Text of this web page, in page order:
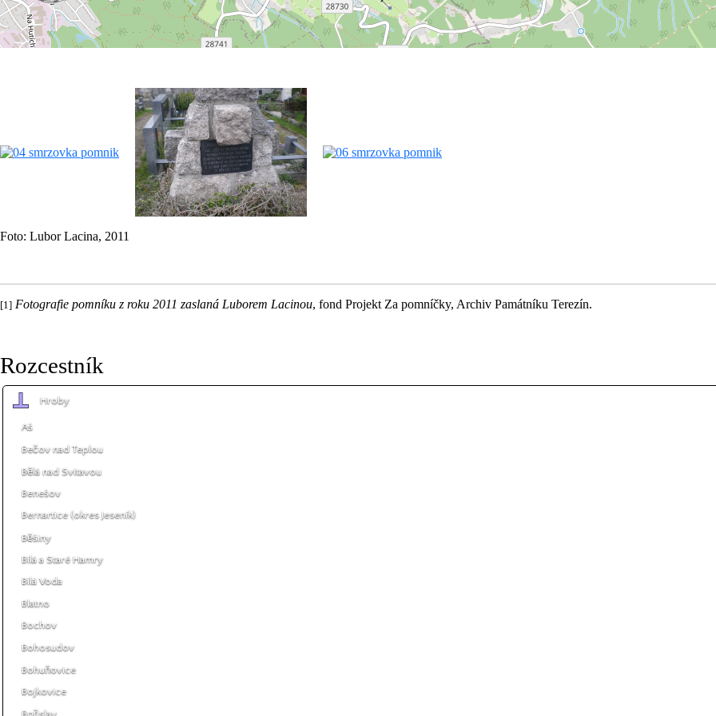
Foto: Lubor Lacina, 2011
[1] Fotografie pomníku z roku 2011 zaslaná Luborem Lacinou, fond Projekt Za pomníčky, Archiv Památníku Terezín.
Rozcestník
Hroby
Aš
Bečov nad Teplou
Bělá nad Svitavou
Benešov
Bernartice (okres Jeseník)
Běšiny
Bílá a Staré Hamry
Bílá Voda
Blatno
Bochov
Bohosudov
Bohuňovice
Bojkovice
Bořislav